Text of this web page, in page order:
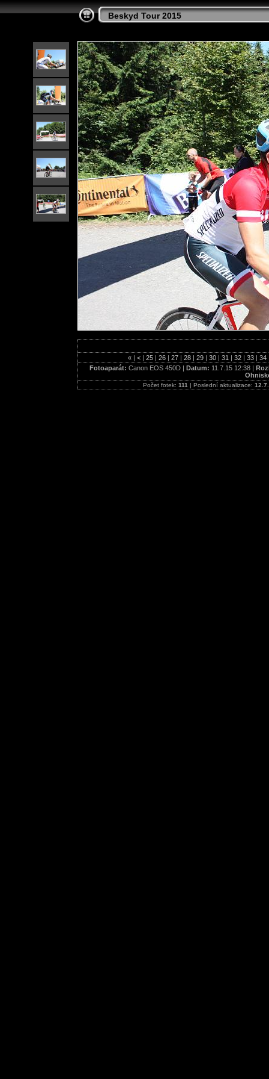
Beskyd Tour 2015
« | < | 25 | 26 | 27 | 28 | 29 | 30 | 31 | 32 | 33 | 34
Fotoaparát: Canon EOS 450D | Datum: 11.7.15 12:38 |
Počet fotek: 111 | Poslední aktualizace: